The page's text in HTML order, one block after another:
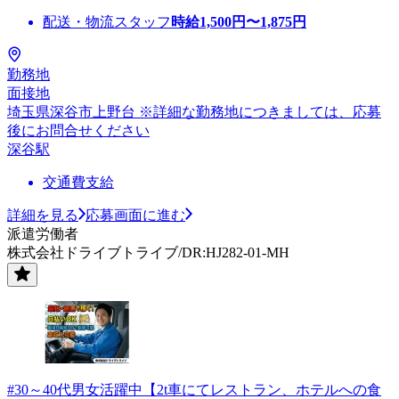
配送・物流スタッフ 時給1,500円〜1,875円
勤務地
面接地
埼玉県深谷市上野台 ※詳細な勤務地につきましては、応募
後にお問合せください
深谷駅
交通費支給
詳細を見る
応募画面に進む
派遣労働者
株式会社ドライブトライブ/DR:HJ282-01-MH
#30～40代男女活躍中【2t車にてレストラン、ホテルへの食